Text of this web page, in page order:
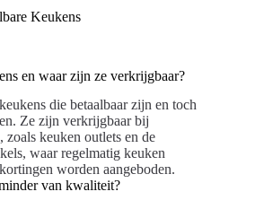
Keukens
en waar zijn ze verkrijgbaar?
die betaalbaar zijn en toch
Ze zijn verkrijgbaar bij
zoals keuken outlets en de
waar regelmatig keuken
worden aangeboden.
van kwaliteit?